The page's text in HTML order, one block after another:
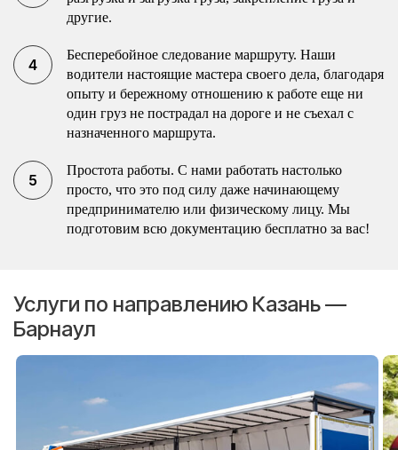
другие.
Бесперебойное следование маршруту. Наши
водители настоящие мастера своего дела, благодаря
опыту и бережному отношению к работе еще ни
один груз не пострадал на дороге и не съехал с
назначенного маршрута.
Простота работы. С нами работать настолько
просто, что это под силу даже начинающему
предпринимателю или физическому лицу. Мы
подготовим всю документацию бесплатно за вас!
Услуги по направлению Казань —
Барнаул